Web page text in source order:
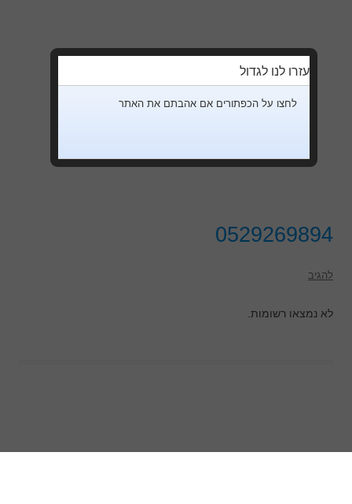
0529269894
להגיב
לא נמצאו רשומות.
עזרו לנו לגדול
לחצו על הכפתורים אם אהבתם את האתר